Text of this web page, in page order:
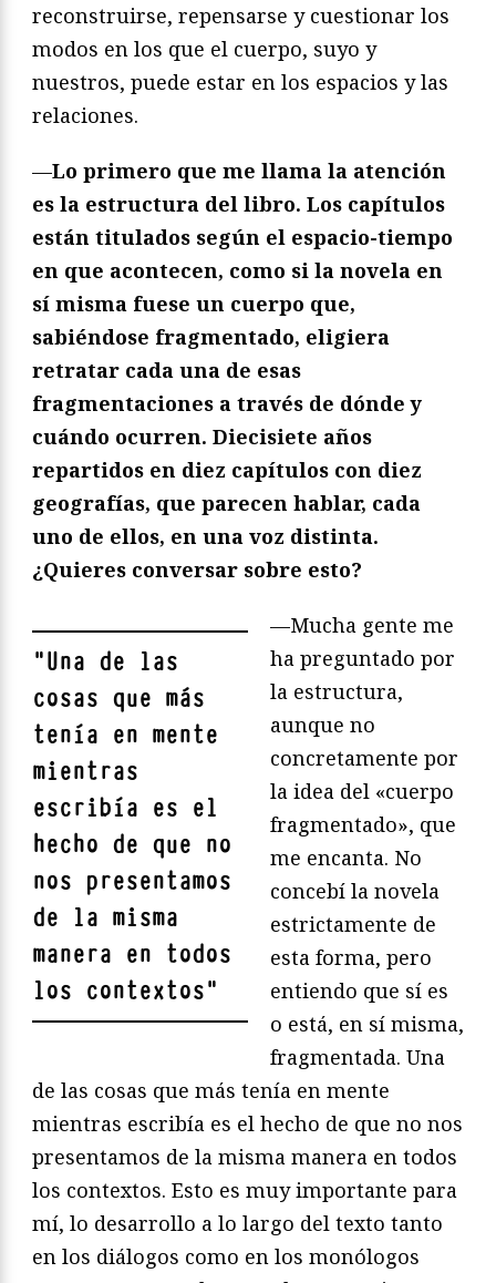
reconstruirse, repensarse y cuestionar los
modos en los que el cuerpo, suyo y
nuestros, puede estar en los espacios y las
relaciones.
—Lo primero que me llama la atención
es la estructura del libro. Los capítulos
están titulados según el espacio-tiempo
en que acontecen, como si la novela en
sí misma fuese un cuerpo que,
sabiéndose fragmentado, eligiera
retratar cada una de esas
fragmentaciones a través de dónde y
cuándo ocurren. Diecisiete años
repartidos en diez capítulos con diez
geografías, que parecen hablar, cada
uno de ellos, en una voz distinta.
¿Quieres conversar sobre esto?
"Una de las
cosas que más
tenía en mente
mientras
escribía es el
hecho de que no
nos presentamos
de la misma
manera en todos
los contextos"
—Mucha gente me
ha preguntado por
la estructura,
aunque no
concretamente por
la idea del «cuerpo
fragmentado», que
me encanta. No
concebí la novela
estrictamente de
esta forma, pero
entiendo que sí es
o está, en sí misma,
fragmentada. Una
de las cosas que más tenía en mente
mientras escribía es el hecho de que no nos
presentamos de la misma manera en todos
los contextos. Esto es muy importante para
mí, lo desarrollo a lo largo del texto tanto
en los diálogos como en los monólogos